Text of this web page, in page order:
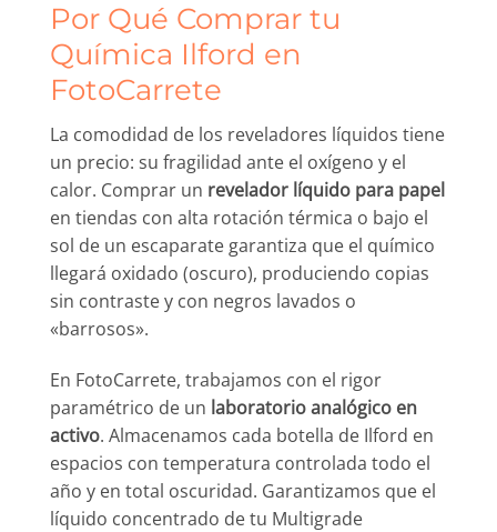
Por Qué Comprar tu
Química Ilford en
FotoCarrete
La comodidad de los reveladores líquidos tiene
un precio: su fragilidad ante el oxígeno y el
calor. Comprar un revelador líquido para papel
en tiendas con alta rotación térmica o bajo el
sol de un escaparate garantiza que el químico
llegará oxidado (oscuro), produciendo copias
sin contraste y con negros lavados o
«barrosos».
En FotoCarrete, trabajamos con el rigor
paramétrico de un laboratorio analógico en
activo. Almacenamos cada botella de Ilford en
espacios con temperatura controlada todo el
año y en total oscuridad. Garantizamos que el
líquido concentrado de tu Multigrade